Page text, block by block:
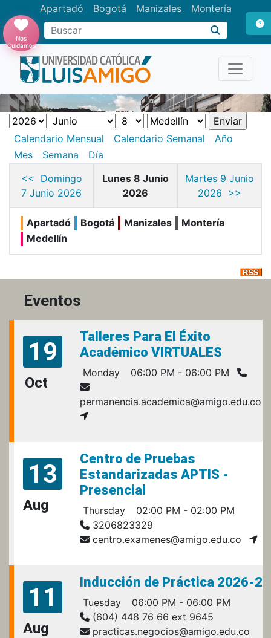
Apartadó Bogotá Manizales Montería
Buscar
Nos
Cuidamos
Calendario Mensual Calendario Semanal
Año
Mes
Semana
Día
<< Domingo
7 Junio 2026
Lunes 8 Junio
2026
Martes 9 Junio
2026 >>
Apartadó Bogotá Manizales
Montería
Medellín
Eventos
19
Oct
Talleres Para El Éxito
Académico VIRTUALES
Monday 06:00 PM - 06:00 PM
permanencia.academica@amigo.edu.co
13
Aug
Centro de Pruebas
Estandarizadas APTIS -
Presencial
Thursday
02:00 PM - 02:00 PM
3206823329
centro.examenes@amigo.edu.co
11
Aug
Inducción de Práctica 2026-2
Tuesday
06:00 PM - 06:00 PM
(604) 448 76 66 ext 9645
practicas.negocios@amigo.edu.co